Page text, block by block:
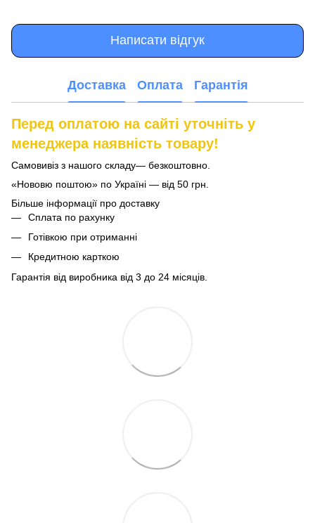
Написати відгук
Доставка Оплата Гарантія
Перед оплатою на сайті уточніть у
менеджера наявність товару!
Самовивіз з нашого складу— безкоштовно.
«Нововю поштою» по Україні — від 50 грн.
Більше інформації про доставку
Сплата по рахунку
Готівкою при отриманні
Кредитною карткою
Гарантія від виробника від 3 до 24 місяців.